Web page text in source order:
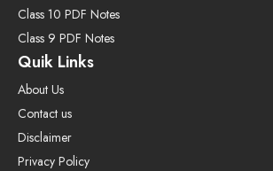
Class 10 PDF Notes
Class 9 PDF Notes
Quik Links
About Us
Contact us
Disclaimer
Privacy Policy